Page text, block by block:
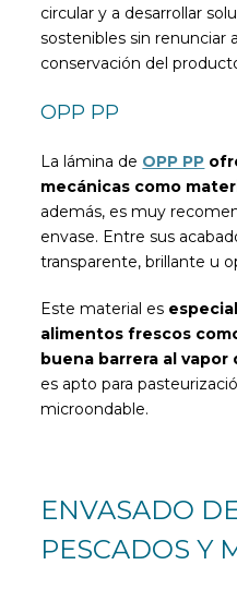
circular y a desarrollar
sostenibles sin renunciar
conservación del
OPP PP
La lámina de OPP PP
mecánicas como
además, es muy
envase. Entre sus
transparente, brillante u
Este material es
alimentos frescos
buena barrera al vapor
es apto para
microondable.
ENVASADO
PESCADOS Y